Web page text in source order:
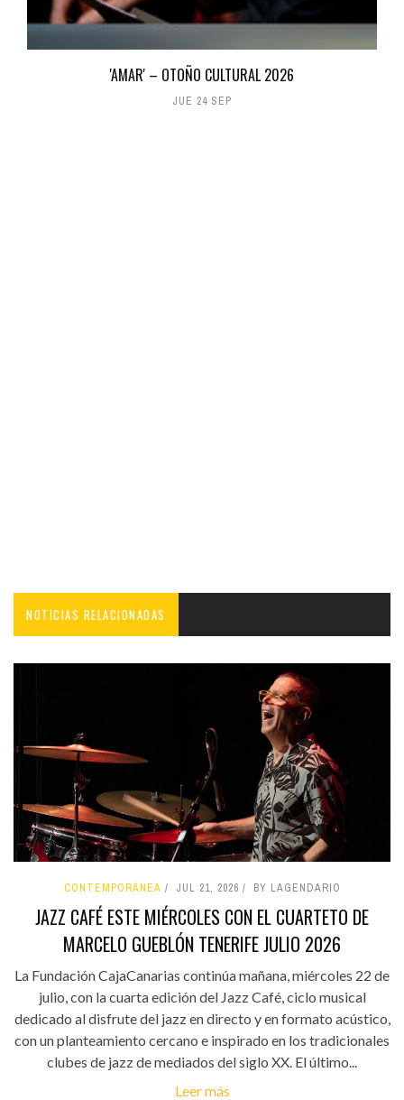
'AMAR' – OTOÑO CULTURAL 2026
JUE 24 SEP
NOTICIAS RELACIONADAS
CONTEMPORÁNEA JUL 21, 2026 BY LAGENDARIO
JAZZ CAFÉ ESTE MIÉRCOLES CON EL CUARTETO DE
MARCELO GUEBLÓN TENERIFE JULIO 2026
La Fundación CajaCanarias continúa mañana, miércoles 22 de
julio, con la cuarta edición del Jazz Café, ciclo musical
dedicado al disfrute del jazz en directo y en formato acústico,
con un planteamiento cercano e inspirado en los tradicionales
clubes de jazz de mediados del siglo XX. El último...
Leer más